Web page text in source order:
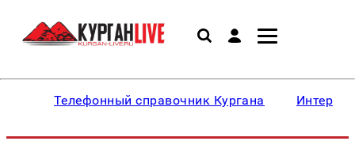
Телефонный справочник Кургана